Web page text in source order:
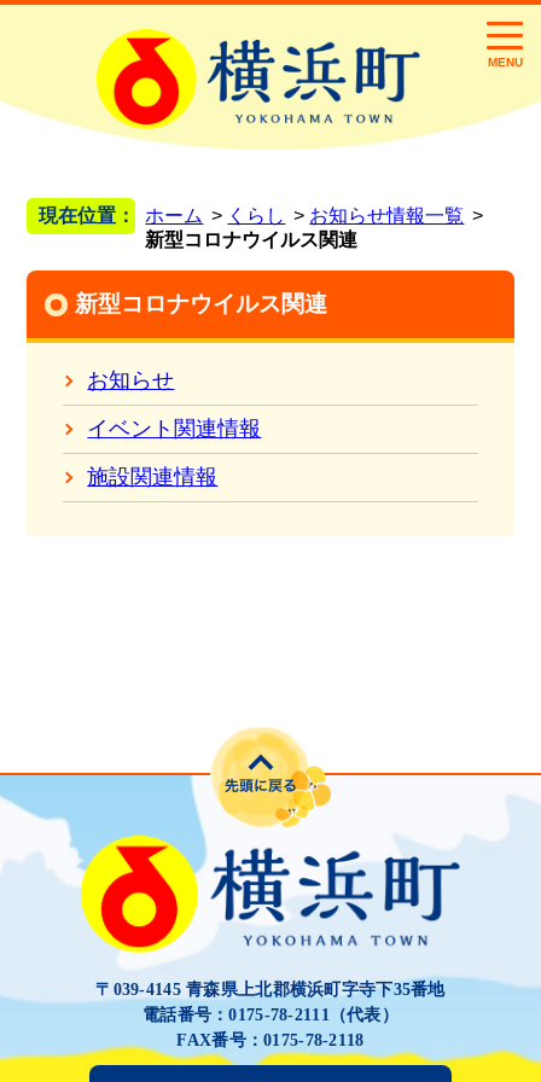
MENU
現在位置： ホーム くらし
お知らせ情報一覧
新型コロナウイルス関連
新型コロナウイルス関連
お知らせ
イベント関連情報
施設関連情報
〒039-4145 青森県上北郡横浜町字寺下35番地
電話番号：0175-78-2111（代表）
FAX番号：0175-78-2118